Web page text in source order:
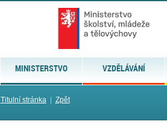
MINISTERSTVO VZDĚLÁVÁNÍ
Titulní stránka| Zpět